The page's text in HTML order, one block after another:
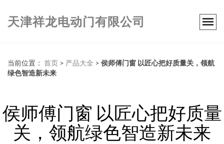
天津祥龙电动门有限公司
当前位置： 首页 > 产品大全 > 侯师傅门窗 以匠心把好质量关，领航
绿色智造新未来
侯师傅门窗 以匠心把好质量
关，领航绿色智造新未来